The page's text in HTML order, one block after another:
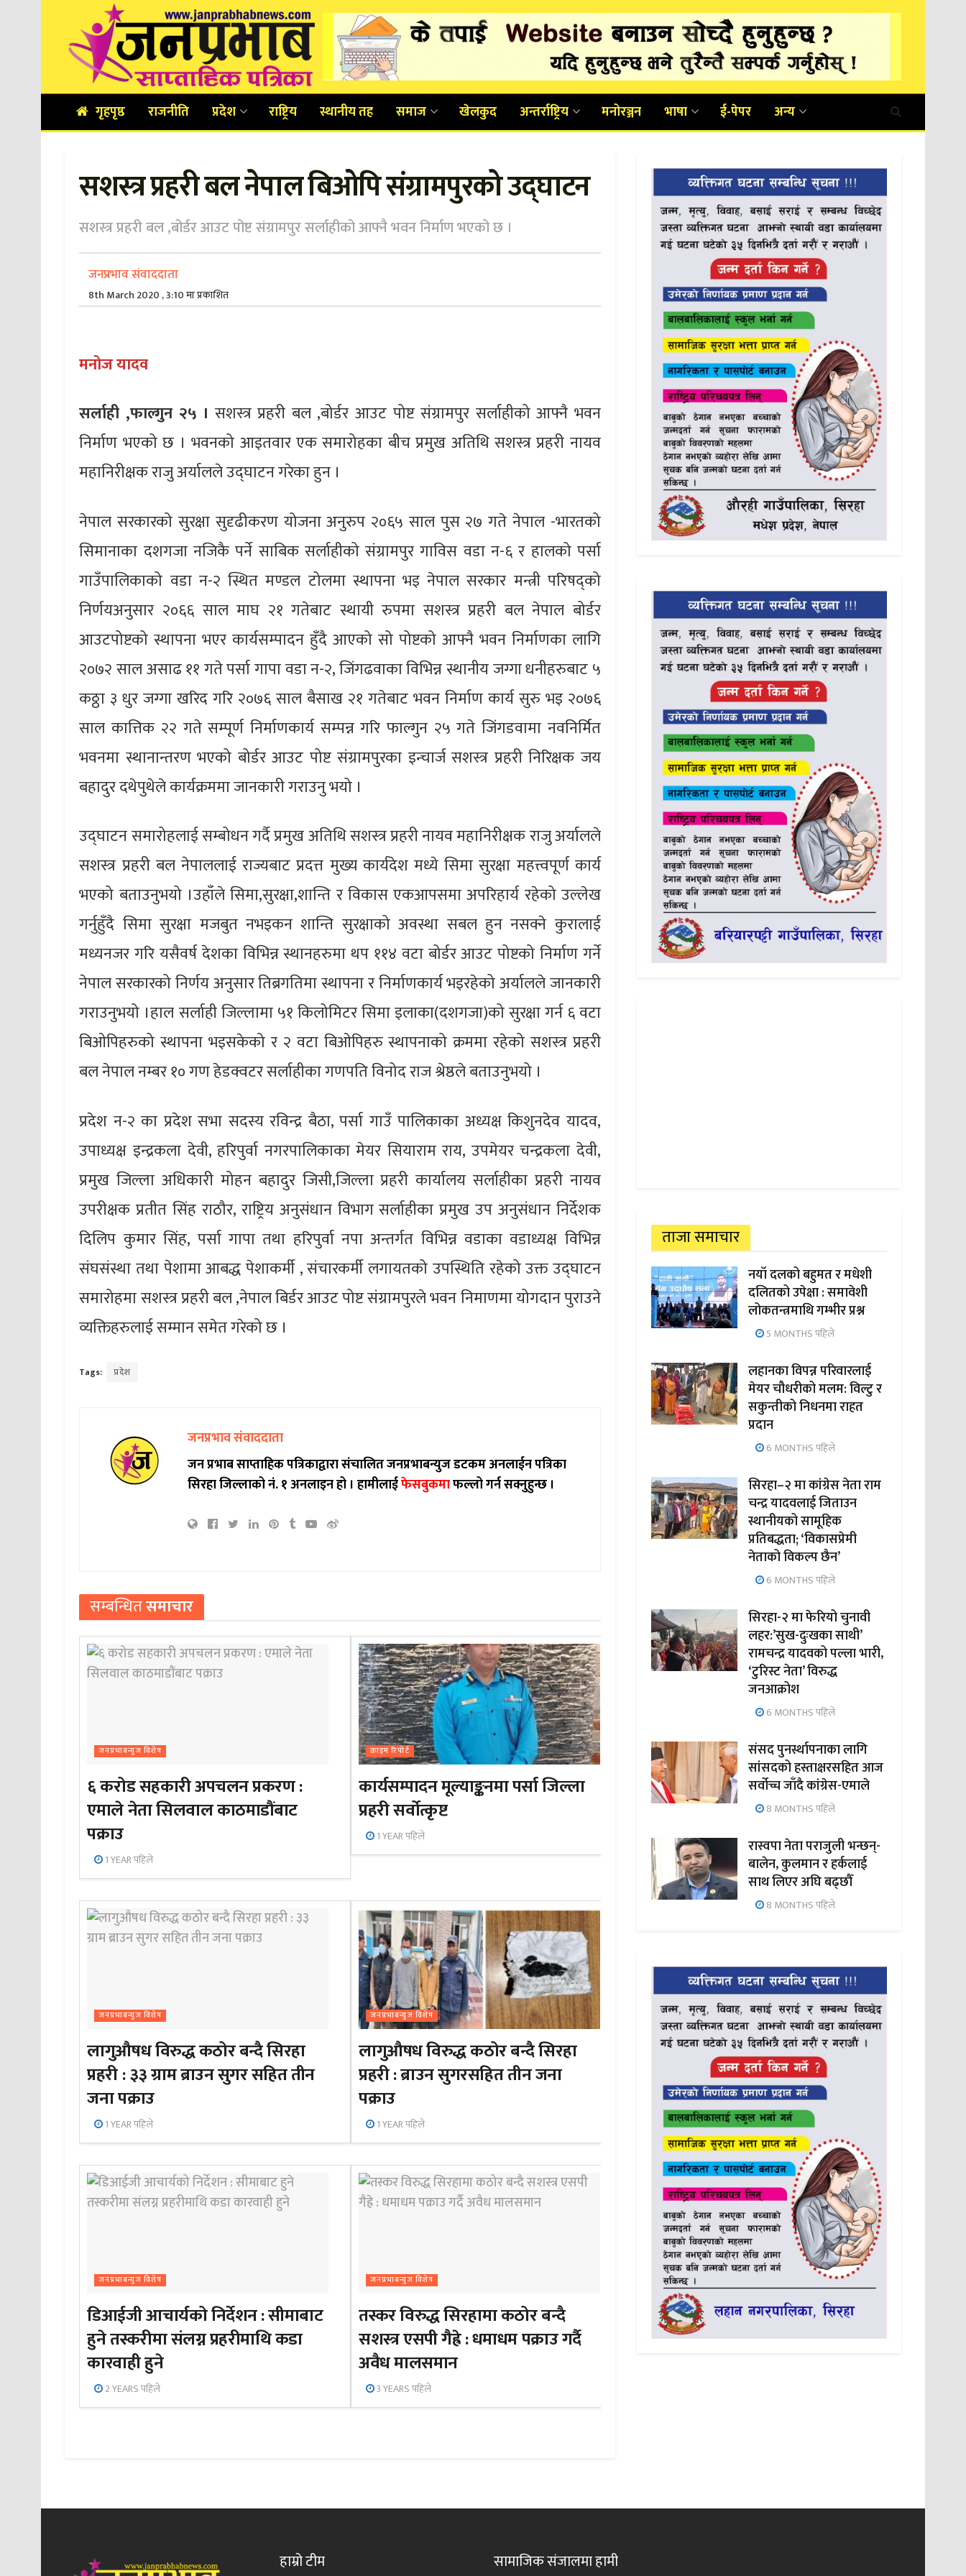
गृहपृष्ठ राजनीति प्रदेश राष्ट्रिय स्थानीय तह समाज खेलकुद अन्तर्राष्ट्रिय मनोरञ्जन भाषा ई-पेपर अन्य
सशस्त्र प्रहरी बल नेपाल बिओपि संग्रामपुरको उद्घाटन
सशस्त्र प्रहरी बल ,बोर्डर आउट पोष्ट संग्रामपुर सर्लाहीको आफ्नै भवन निर्माण भएको छ ।
जनप्रभाव संवाददाता
8th March 2020 , 3:10 मा प्रकाशित
मनोज यादव
सर्लाही ,फाल्गुन २५ । सशस्त्र प्रहरी बल ,बोर्डर आउट पोष्ट संग्रामपुर सर्लाहीको आफ्नै भवन
निर्माण भएको छ । भवनको आइतवार एक समारोहका बीच प्रमुख अतिथि सशस्त्र प्रहरी नायव
महानिरीक्षक राजु अर्यालले उद्घाटन गरेका हुन ।
नेपाल सरकारको सुरक्षा सुदृढीकरण योजना अनुरुप २०६५ साल पुस २७ गते नेपाल -भारतको
सिमानाका दशगजा नजिकै पर्ने साबिक सर्लाहीको संग्रामपुर गाविस वडा न-६ र हालको पर्सा
गाउँपालिकाको वडा न-२ स्थित मण्डल टोलमा स्थापना भइ नेपाल सरकार मन्त्री परिषद्को
निर्णयअनुसार २०६६ साल माघ २१ गतेबाट स्थायी रुपमा सशस्त्र प्रहरी बल नेपाल बोर्डर
आउटपोष्टको स्थापना भएर कार्यसम्पादन हुँदै आएको सो पोष्टको आफ्नै भवन निर्माणका लागि
२०७२ साल असाढ ११ गते पर्सा गापा वडा न-२, जिंगढवाका विभिन्न स्थानीय जग्गा धनीहरुबाट ५
कठ्ठा ३ धुर जग्गा खरिद गरि २०७६ साल बैसाख २१ गतेबाट भवन निर्माण कार्य सुरु भइ २०७६
साल कात्तिक २२ गते सम्पूर्ण निर्माणकार्य सम्पन्न गरि फाल्गुन २५ गते जिंगडवामा नवनिर्मित
भवनमा स्थानान्तरण भएको बोर्डर आउट पोष्ट संग्रामपुरका इन्चार्ज सशस्त्र प्रहरी निरिक्षक जय
बहादुर दथेपुथेले कार्यक्रममा जानकारी गराउनु भयो ।
उद्घाटन समारोहलाई सम्बोधन गर्दै प्रमुख अतिथि सशस्त्र प्रहरी नायव महानिरीक्षक राजु अर्यालले
सशस्त्र प्रहरी बल नेपाललाई राज्यबाट प्रदत्त मुख्य कार्यदेश मध्ये सिमा सुरक्षा महत्त्वपूर्ण कार्य
भएको बताउनुभयो ।उहाँले सिमा,सुरक्षा,शान्ति र विकास एकआपसमा अपरिहार्य रहेको उल्लेख
गर्नुहुँदै सिमा सुरक्षा मजबुत नभइकन शान्ति सुरक्षाको अवस्था सबल हुन नसक्ने कुरालाई
मध्यनजर गरि यसैवर्ष देशका विभिन्न स्थानहरुमा थप ११४ वटा बोर्डर आउट पोष्टको निर्माण गर्ने
नेपाल सरकारको निर्णय अनुसार तिब्रगतिमा स्थापना र निर्माणकार्य भइरहेको अर्यालले जानकारी
गराउनुभयो ।हाल सर्लाही जिल्लामा ५१ किलोमिटर सिमा इलाका(दशगजा)को सुरक्षा गर्न ६ वटा
बिओपिहरुको स्थापना भइसकेको र २ वटा बिओपिहरु स्थापनाको क्रममा रहेको सशस्त्र प्रहरी
बल नेपाल नम्बर १० गण हेडक्वटर सर्लाहीका गणपति विनोद राज श्रेष्ठले बताउनुभयो ।
प्रदेश न-२ का प्रदेश सभा सदस्य रविन्द्र बैठा, पर्सा गाउँ पालिकाका अध्यक्ष किशुनदेव यादव,
उपाध्यक्ष इन्द्रकला देवी, हरिपुर्वा नगरपालिकाका मेयर सियाराम राय, उपमेयर चन्द्रकला देवी,
प्रमुख जिल्ला अधिकारी मोहन बहादुर जिसी,जिल्ला प्रहरी कार्यालय सर्लाहीका प्रहरी नायव
उपरीक्षक प्रतीत सिंह राठौर, राष्ट्रिय अनुसंधान विभाग सर्लाहीका प्रमुख उप अनुसंधान निर्देशक
दिलिप कुमार सिंह, पर्सा गापा तथा हरिपुर्वा नपा अन्तर्गत विभिन्न वडाका वडाध्यक्ष विभिन्न
संघसंस्था तथा पेशामा आबद्ध पेशाकर्मी , संचारकर्मी लगायतको उपस्थिति रहेको उक्त उद्घाटन
समारोहमा सशस्त्र प्रहरी बल ,नेपाल बिर्डर आउट पोष्ट संग्रामपुरले भवन निमाणमा योगदान पुराउने
व्यक्तिहरुलाई सम्मान समेत गरेको छ ।
Tags: प्रदेश
जनप्रभाव संवाददाता
जन प्रभाब साप्ताहिक पत्रिकाद्वारा संचालित जनप्रभाबन्युज डटकम अनलाईन पत्रिका
सिरहा जिल्लाको नं. १ अनलाइन हो ।हामीलाईफेसबुकमाफल्लो गर्न सक्नुहुन्छ ।
सम्बन्धितसमाचार
जनप्रभाबन्युज विशेष
६ करोड सहकारी अपचलन प्रकरण :
एमाले नेता सिलवाल काठमाडौंबाट
पक्राउ
1 YEAR पहिले
क्राइम रिपोर्ट
कार्यसम्पादन मूल्याङ्कनमा पर्सा जिल्ला
प्रहरी सर्वोत्कृष्ट
1 YEAR पहिले
जनप्रभाबन्युज विशेष
लागुऔषध विरुद्ध कठोर बन्दै सिरहा
प्रहरी : ३३ ग्राम ब्राउन सुगर सहित तीन
जना पक्राउ
1 YEAR पहिले
जनप्रभाबन्युज विशेष
लागुऔषध विरुद्ध कठोर बन्दै सिरहा
प्रहरी : ब्राउन सुगरसहित तीन जना
पक्राउ
1 YEAR पहिले
जनप्रभाबन्युज विशेष
डिआईजी आचार्यको निर्देशन : सीमाबाट
हुने तस्करीमा संलग्न प्रहरीमाथि कडा
कारवाही हुने
2 YEARS पहिले
जनप्रभाबन्युज विशेष
तस्कर विरुद्ध सिरहामा कठोर बन्दै
सशस्त्र एसपी गैह्रे : धमाधम पक्राउ गर्दै
अवैध मालसमान
3 YEARS पहिले
ताजा समाचार
नयाँ दलको बहुमत र मधेशी
दलितको उपेक्षा : समावेशी
लोकतन्त्रमाथि गम्भीर प्रश्न
5 MONTHS पहिले
लहानका विपन्न परिवारलाई
मेयर चौधरीको मलम: विल्टु र
सकुन्तीको निधनमा राहत
प्रदान
6 MONTHS पहिले
सिरहा–२ मा कांग्रेस नेता राम
चन्द्र यादवलाई जिताउन
स्थानीयको सामूहिक
प्रतिबद्धता; ‘विकासप्रेमी
नेताको विकल्प छैन’
6 MONTHS पहिले
सिरहा-२ मा फेरियो चुनावी
लहर:’सुख-दुःखका साथी’
रामचन्द्र यादवको पल्ला भारी,
‘टुरिस्ट नेता’ विरुद्ध
जनआक्रोश
6 MONTHS पहिले
संसद पुनर्स्थापनाका लागि
सांसदको हस्ताक्षरसहित आज
सर्वोच्च जाँदै कांग्रेस-एमाले
8 MONTHS पहिले
रास्वपा नेता पराजुली भन्छन्-
बालेन, कुलमान र हर्कलाई
साथ लिएर अघि बढ्छौँ
8 MONTHS पहिले
हाम्रो टीम सामाजिक संजालमा हामी